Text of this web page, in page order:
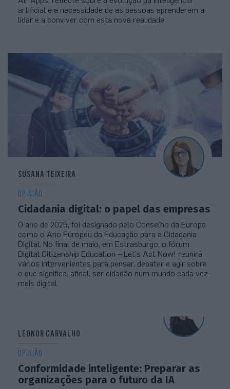
artificial e a necessidade de as pessoas aprenderem a
lidar e a conviver com esta nova realidade
OPINIÃO
Cidadania digital: o papel das empresas
O ano de 2025, foi designado pelo Conselho da Europa
como o Ano Europeu da Educação para a Cidadania
Digital. No final de maio, em Estrasburgo, o fórum
Digital Citizenship Education – Let’s Act Now! reunirá
vários intervenientes para pensar, debater e agir sobre
o que significa, afinal, ser cidadão num mundo cada vez
mais digital
SUSANA TEIXEIRA
OPINIÃO
Conformidade inteligente: Preparar as
organizações para o futuro da IA
LEONOR CARVALHO